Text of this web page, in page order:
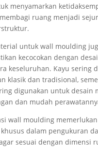
menyamarkan
ruang menjadi
untuk wall moulding
kecocokan dengan
keseluruhan. Kayu sering
klasik dan tradisional,
digunakan untuk desain
dan mudah
wall moulding memerlukan
dalam pengukuran
sesuai dengan dimensi